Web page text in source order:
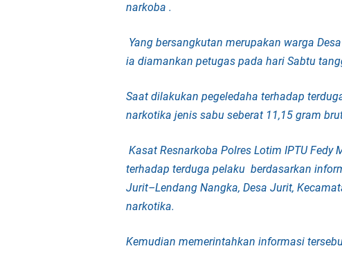
Wakapolda NTB Gelar
Polda NTB Sabet Juara III
Sambut HUT ke-81 RI,
Polisi Evakuasi Terduga
narkoba .
Yang bersangkutan merupakan warga
ia diamankan petugas pada hari Sabtu
Saat dilakukan pegeledaha terhadap
narkotika jenis sabu seberat 11,15 gram
Kasat Resnarkoba Polres Lotim IPTU Fedy
terhadap terduga pelaku berdasarkan
Jurit–Lendang Nangka, Desa Jurit,
narkotika.
Kemudian memerintahkan informasi